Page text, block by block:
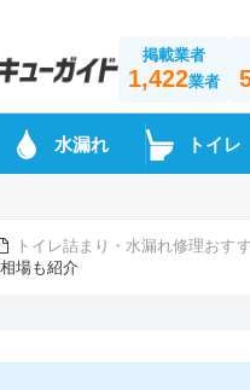
掲載業者
1,422業者
水漏れ トイレ
トイレ詰まり・水漏れ修理おす
場も紹介